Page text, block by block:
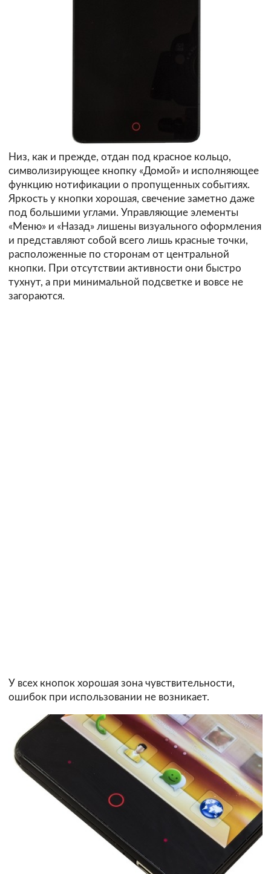
Низ, как и прежде, отдан под красное кольцо,
символизирующее кнопку «Домой» и исполняющее
функцию нотификации о пропущенных событиях.
Яркость у кнопки хорошая, свечение заметно даже
под большими углами. Управляющие элементы
«Меню» и «Назад» лишены визуального оформления
и представляют собой всего лишь красные точки,
расположенные по сторонам от центральной
кнопки. При отсутствии активности они быстро
тухнут, а при минимальной подсветке и вовсе не
загораются.
У всех кнопок хорошая зона чувствительности,
ошибок при использовании не возникает.